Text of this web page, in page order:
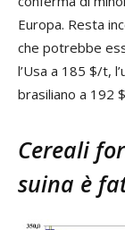
Europa. Resta
che potrebbe
l’Usa a 185 $/t,
brasiliano a 192
Cereali
suina è